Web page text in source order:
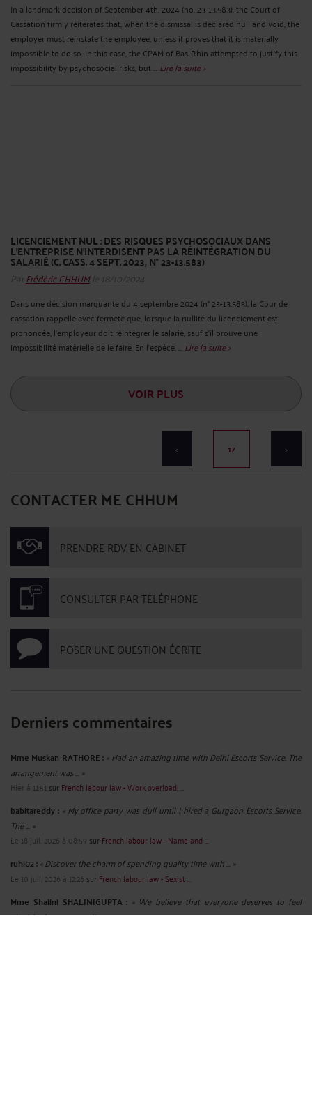
In a landmark decision of September 4th, 2024 (no. 23-13.583), the Court of
Cassation firmly reiterates that, when the dismissal is declared null and void, the
employer must reinstate the employee, unless it proves that it is materially
impossible to do so. In this case, the CPAM of Bas-Rhin attempted to justify this
impossibility by psychosocial risks, but ... Lire la suite >
LICENCIEMENT NUL : DES RISQUES PSYCHOSOCIAUX DANS
L’ENTREPRISE N’INTERDISENT PAS LA RÉINTÉGRATION DU
SALARIÉ (C. CASS. 4 SEPT. 2023, N° 23-13.583)
Par Frédéric CHHUMle 18/10/2024
Dans une décision marquante du 4 septembre 2024 (n° 23-13.583), la Cour de
cassation rappelle avec fermeté que, lorsque la nullité du licenciement est
prononcée, l’employeur doit réintégrer le salarié, sauf s’il prouve une
impossibilité matérielle de le faire. En l’espèce, ... Lire la suite >
VOIR PLUS
< 17 >
CONTACTER ME CHHUM
PRENDRE RDV EN CABINET
CONSULTER PAR TÉLÉPHONE
POSER UNE QUESTION ÉCRITE
Derniers commentaires
Mme Muskan RATHORE :« Had an amazing time with Delhi Escorts Service. The
arrangement was ... »
Hier à 11:51 sur French labour law - Work overload: ...
babitareddy : « My office party was dull until I hired a Gurgaon Escorts Service.
The ... »
Le 18 juil. 2026 à 08:59 sur French labour law - Name and ...
ruhi02 :« Discover the charm of spending quality time with ... »
Le 10 juil. 2026 à 12:26 sur French labour law - Sexist ...
Mme Shalini SHALINIGUPTA : « We believe that everyone deserves to feel
cherished, even on ordinary ... »